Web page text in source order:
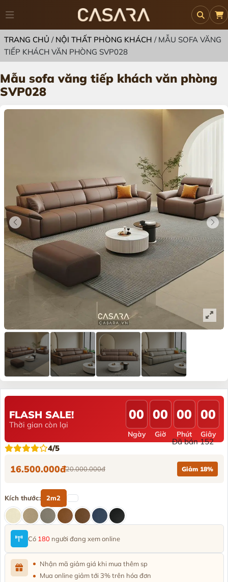
TRANG CHỦ / NỘI THẤT PHÒNG KHÁCH / MẪU SOFA VĂNG
TIẾP KHÁCH VĂN PHÒNG SVP028
Mẫu sofa văng tiếp khách văn phòng
SVP028
FLASH SALE!
Thời gian còn lại
00
Ngày
00
Giờ
00
Phút
00
Giây
4/5
16.500.000đ20.000.000đ Giảm 18%
Đã bán 152
Kích thước: 2m2
Có 180 người đang xem online
Nhận mã giảm giá khi mua thêm sp
Mua online giảm tới 3% trên hóa đơn